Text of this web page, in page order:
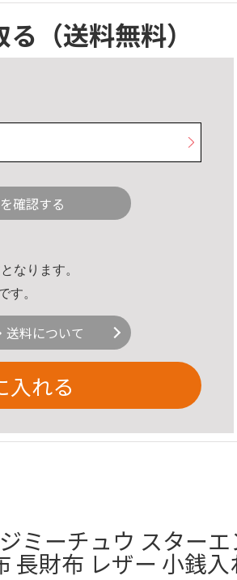
る （送料無料）
確認する
なります。
す。
送料について
入れる
ミーチュウ スター
長財布 レザー 小銭